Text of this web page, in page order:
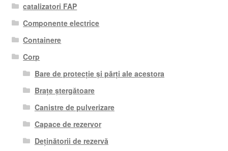
catalizatori FAP
Componente electrice
Containere
Corp
Bare de protecție și părți ale acestora
Brațe ștergătoare
Canistre de pulverizare
Capace de rezervor
Deținătorii de rezervă